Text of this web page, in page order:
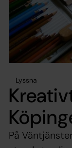
Lyssna
På